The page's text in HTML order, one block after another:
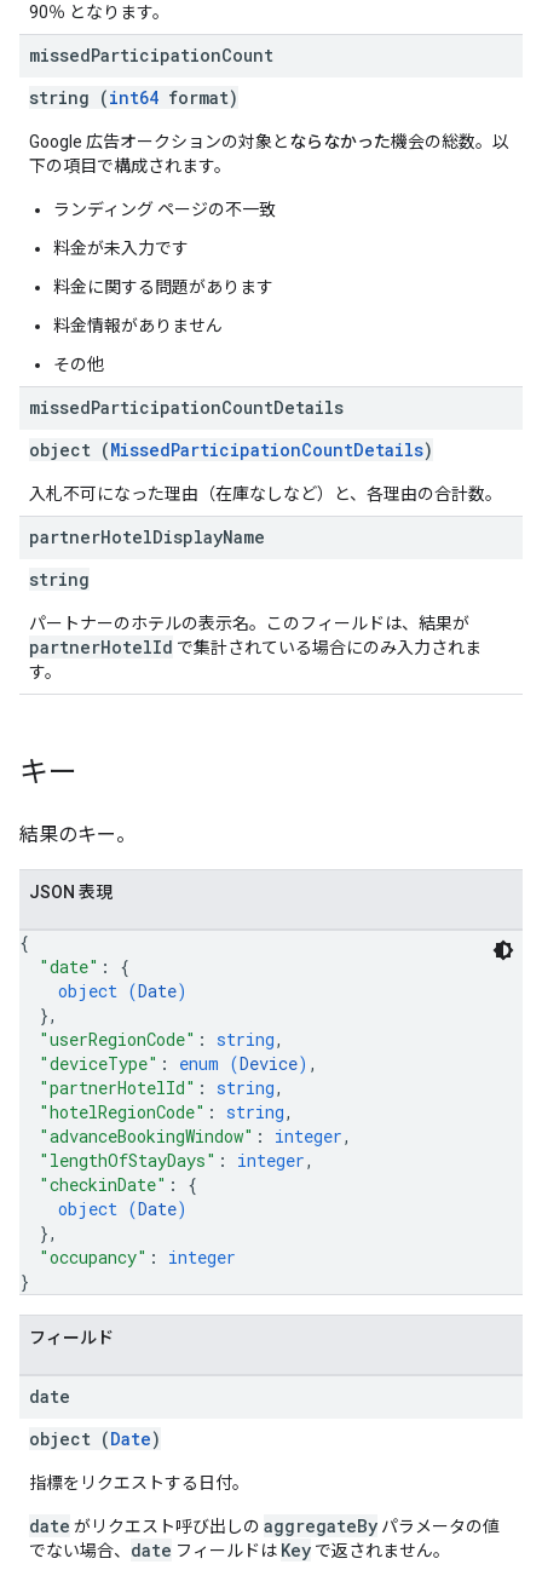
90％ となります。
missedParticipationCount
string (int64 format)
Google 広告オークションの対象とならなかった機会の総数。以
下の項目で構成されます。
ランディング ページの不一致
料金が未入力です
料金に関する問題があります
料金情報がありません
その他
missedParticipationCountDetails
object (MissedParticipationCountDetails)
入札不可になった理由（在庫なしなど）と、各理由の合計数。
partnerHotelDisplayName
string
パートナーのホテルの表示名。このフィールドは、結果が
partnerHotelId で集計されている場合にのみ入力されま
す。
キー
結果のキー。
JSON 表現
{
"date" : {
object (Date)
},
"userRegionCode" : string,
"deviceType" : enum (Device) ,
"partnerHotelId" : string,
"hotelRegionCode" : string,
"advanceBookingWindow" : integer,
"lengthOfStayDays" : integer,
"checkinDate" : {
object (Date)
},
"occupancy" : integer
}
フィールド
date
object (Date)
指標をリクエストする日付。
date がリクエスト呼び出しの aggregateBy パラメータの値
でない場合、 date フィールドは Key で返されません。